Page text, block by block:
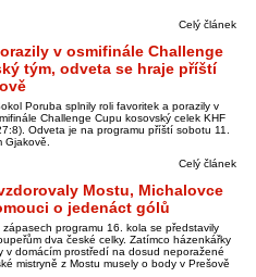
Celý článek
v osmifinále Challenge
tým, odveta se hraje příští
Poruba splnily roli favoritek a porazily v
Challenge Cupu kosovský celek KHF
Odveta je na programu příští sobotu 11.
Gjakově.
Celý článek
Mostu, Michalovce
o jedenáct gólů
programu 16. kola se představily
dva české celky. Zatímco házenkářky
v domácím prostředí na dosud neporažené
mistryně z Mostu musely o body v Prešově